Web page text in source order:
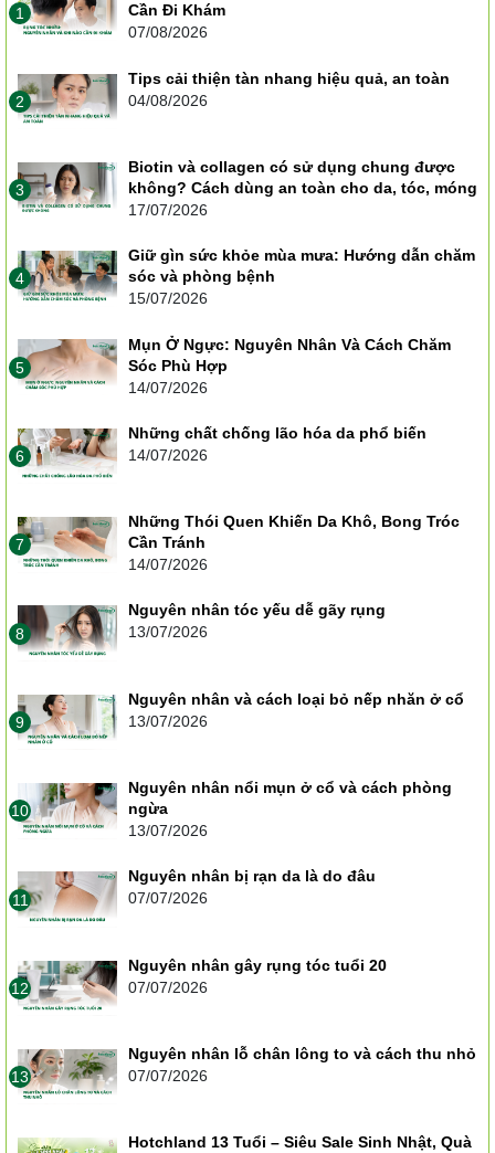
1
Cần Đi Khám
07/08/2026
2
Tips cải thiện tàn nhang hiệu quả, an toàn
04/08/2026
3
Biotin và collagen có sử dụng chung được
không? Cách dùng an toàn cho da, tóc, móng
17/07/2026
4
Giữ gìn sức khỏe mùa mưa: Hướng dẫn chăm
sóc và phòng bệnh
15/07/2026
5
Mụn Ở Ngực: Nguyên Nhân Và Cách Chăm
Sóc Phù Hợp
14/07/2026
6
Những chất chống lão hóa da phổ biến
14/07/2026
7
Những Thói Quen Khiến Da Khô, Bong Tróc
Cần Tránh
14/07/2026
8
Nguyên nhân tóc yếu dễ gãy rụng
13/07/2026
9
Nguyên nhân và cách loại bỏ nếp nhăn ở cổ
13/07/2026
10
Nguyên nhân nổi mụn ở cổ và cách phòng
ngừa
13/07/2026
11
Nguyên nhân bị rạn da là do đâu
07/07/2026
12
Nguyên nhân gây rụng tóc tuổi 20
07/07/2026
13
Nguyên nhân lỗ chân lông to và cách thu nhỏ
07/07/2026
Hotchland 13 Tuổi – Siêu Sale Sinh Nhật, Quà